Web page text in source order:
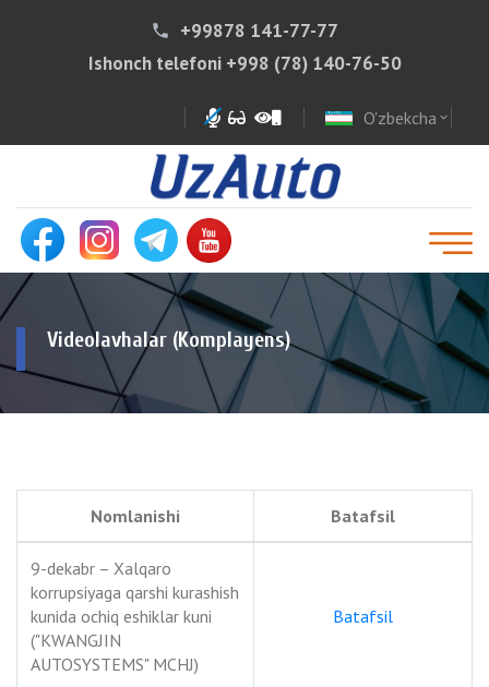
phone
+99878 141-77-77
Ishonch telefoni +998 (78) 140-76-50
O'zbekcha expand_more
Videolavhalar (Komplayens)
Nomlanishi Batafsil
9-dekabr – Xalqaro
korrupsiyaga qarshi kurashish
kunida ochiq eshiklar kuni
("KWANGJIN
AUTOSYSTEMS" MCHJ)
Batafsil